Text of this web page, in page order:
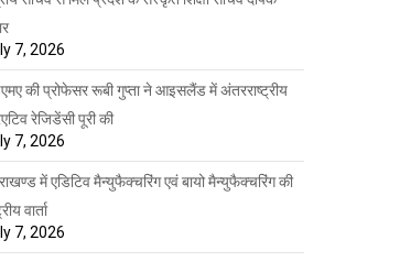
7, 2026
की प्रोफेसर रूबी गुप्ता ने आइसलैंड में अंतरराष्ट्रीय
रेजिडेंसी पूरी की
7, 2026
में एडिटिव मैन्युफैक्चरिंग एवं बायो मैन्युफैक्चरिंग की
वार्ता
7, 2026